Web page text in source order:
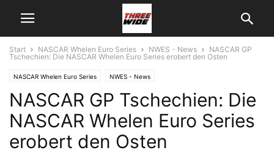
Start NASCAR Whelen Euro Series NWES - News
NASCAR GP
Tschechien: Die NASCAR Whelen Euro Series erobert den Osten
NASCAR Whelen Euro Series NWES - News
NASCAR GP Tschechien: Die
NASCAR Whelen Euro Series
erobert den Osten